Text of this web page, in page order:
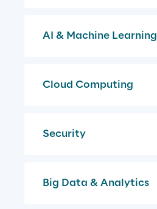
AI & Machine Learning
Cloud Computing
Security
Big Data & Analytics